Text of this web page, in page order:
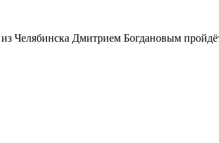
Челябинска Дмитрием Богдановым